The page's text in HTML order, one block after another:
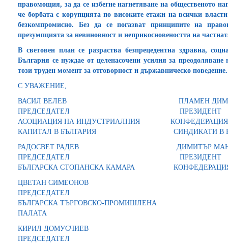
правомощия, за да се избегне нагнетяване на общественото
че борбата с корупцията по високите етажи на всички
безкомпромисно. Без да се погазват принципите на
презумпцията за невиновност и неприкосновеността на
В световен план се разраства безпрецедентна здравна,
България се нуждае от целенасочени усилия за преодоляване
този труден момент за отговорност и държавническо поведение.
С УВАЖЕНИЕ,
ВАСИЛ ВЕЛЕВ ПЛАМЕН
ПРЕДСЕДАТЕЛ ПРЕЗИДЕНТ
АСОЦИАЦИЯ НА ИНДУСТРИАЛНИЯ КОНФЕДЕРАЦИЯ
КАПИТАЛ В БЪЛГАРИЯ СИНДИКАТИ В
РАДОСВЕТ РАДЕВ ДИМИТЪР
ПРЕДСЕДАТЕЛ ПРЕЗИДЕНТ
БЪЛГАРСКА СТОПАНСКА КАМАРА КОНФЕДЕРАЦИЯ
ЦВЕТАН СИМЕОНОВ
ПРЕДСЕДАТЕЛ
БЪЛГАРСКА ТЪРГОВСКО-ПРОМИШЛЕНА
ПАЛАТА
КИРИЛ ДОМУСЧИЕВ
ПРЕДСЕДАТЕЛ